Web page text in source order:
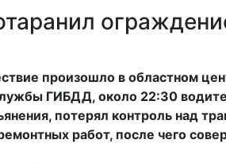
произошло в областном
ГИБДД, около 22:30
потерял контроль над
работ, после чего